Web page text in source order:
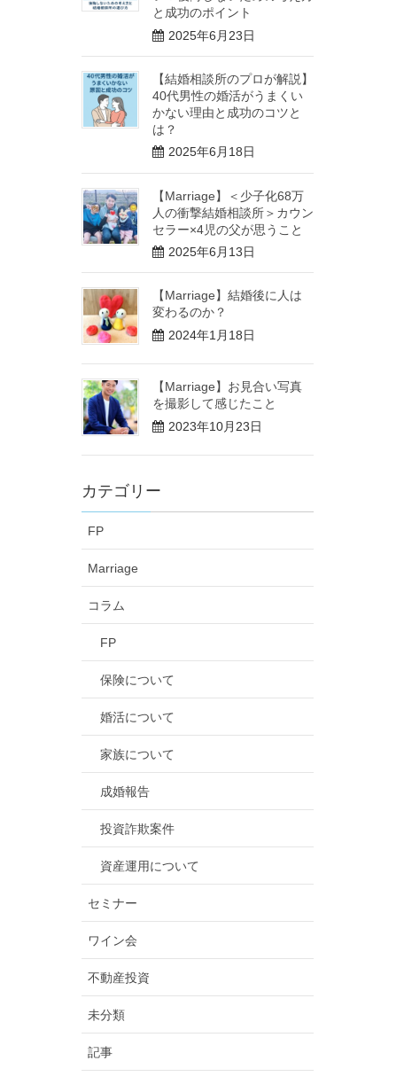
と成功のポイント
2025年6月23日
【結婚相談所のプロが解説】
40代男性の婚活がうまくい
かない理由と成功のコツと
は？
2025年6月18日
【Marriage】＜少子化68万
人の衝撃結婚相談所＞カウン
セラー×4児の父が思うこと
2025年6月13日
【Marriage】結婚後に人は
変わるのか？
2024年1月18日
【Marriage】お見合い写真
を撮影して感じたこと
2023年10月23日
カテゴリー
FP
Marriage
コラム
FP
保険について
婚活について
家族について
成婚報告
投資詐欺案件
資産運用について
セミナー
ワイン会
不動産投資
未分類
記事